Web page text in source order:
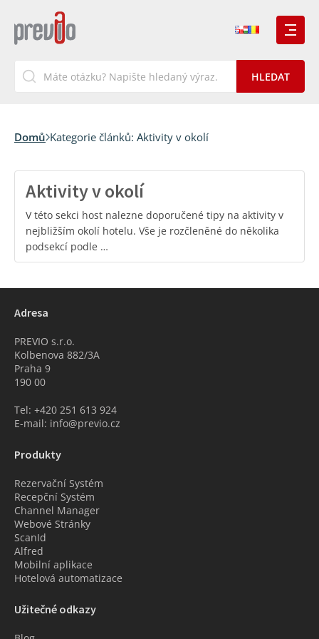
Domů Kategorie článků: Aktivity v okolí
Aktivity v okolí
V této sekci host nalezne doporučené tipy na aktivity v
nejbližším okolí hotelu. Vše je rozčleněné do několika
podsekcí podle …
Adresa
PREVIO s.r.o.
Kolbenova 882/3A
Praha 9
190 00
Tel: +420 251 613 924
E-mail: info@previo.cz
Produkty
Rezervační Systém
Recepční Systém
Channel Manager
Webové Stránky
ScanId
Alfred
Mobilní aplikace
Hotelová automatizace
Užitečné odkazy